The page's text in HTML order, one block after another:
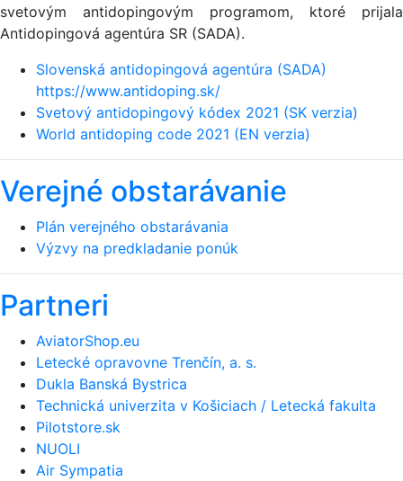
svetovým antidopingovým programom, ktoré prijala
Antidopingová agentúra SR (SADA).
Slovenská antidopingová agentúra (SADA)
https://www.antidoping.sk/
Svetový antidopingový kódex 2021 (SK verzia)
World antidoping code 2021 (EN verzia)
Verejné obstarávanie
Plán verejného obstarávania
Výzvy na predkladanie ponúk
Partneri
AviatorShop.eu
Letecké opravovne Trenčín, a. s.
Dukla Banská Bystrica
Technická univerzita v Košiciach / Letecká fakulta
Pilotstore.sk
NUOLI
Air Sympatia